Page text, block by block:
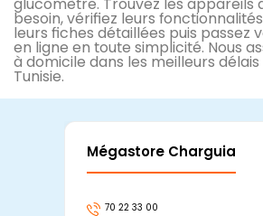
besoin, vérifiez leurs
leurs fiches détaillées puis passez
en ligne en toute simplicité. Nous
à domicile dans les meilleurs
Tunisie.
Mégastore Charguia
70 22 33 00